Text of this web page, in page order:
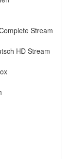
Stream
HD Stream